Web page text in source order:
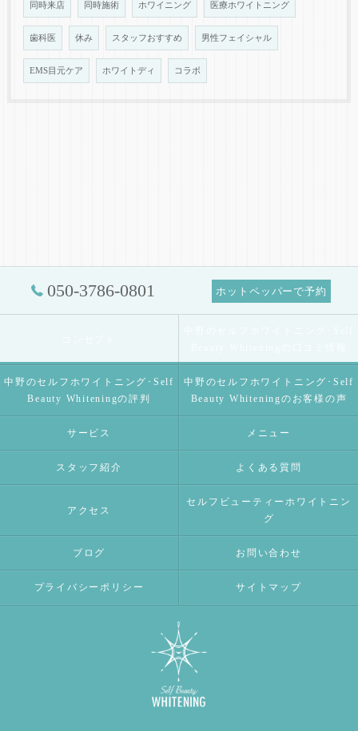
同時来店 同時施術 ホワイニング 医療ホワイトニング
歯科医 休み スタッフおすすめ 男性フェイシャル
EMS目元ケア ホワイトディ コラボ
050-3786-0801 ホットペッパーで予約
中野のセルフホワイトニング･Self
Beauty Whiteningの評判
中野のセルフホワイトニング･Self
Beauty Whiteningのお客様の声
サービス メニュー
スタッフ紹介 よくある質問
アクセス
セルフビューティーホワイトニン
グ
ブログ お問い合わせ
プライバシーポリシー サイトマップ